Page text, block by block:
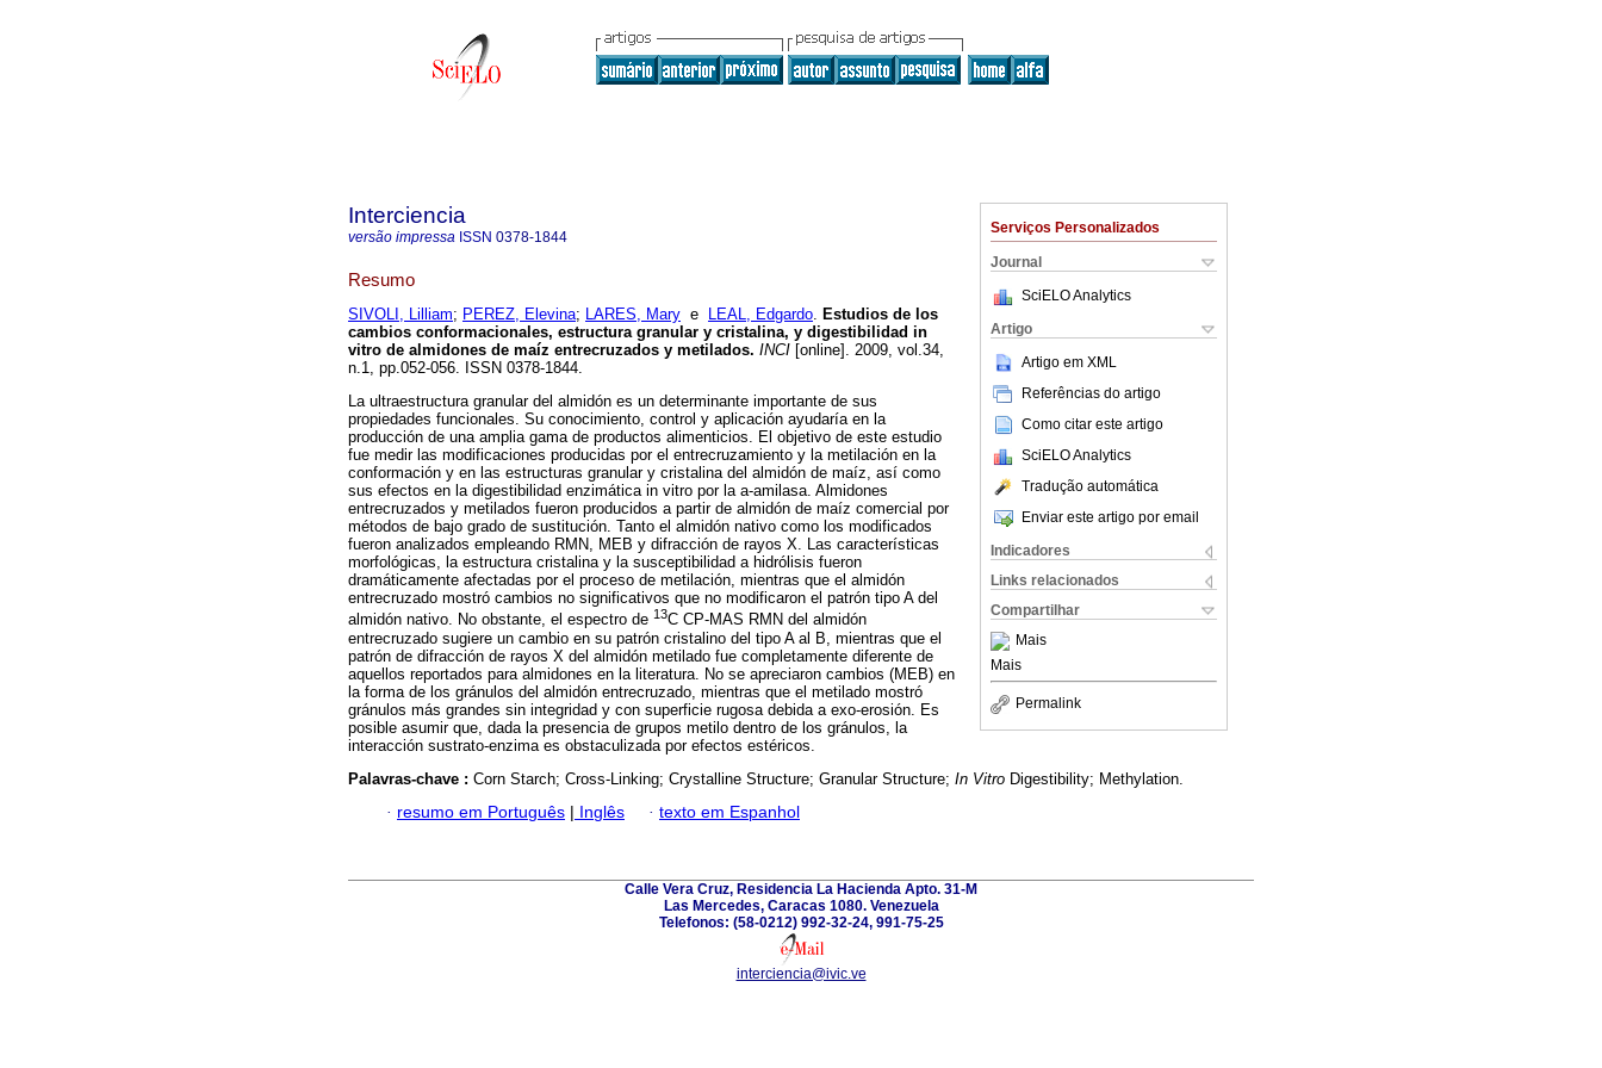
Serviços Personalizados
Journal
SciELO Analytics
Artigo
Artigo em XML
Referências do artigo
Como citar este artigo
SciELO Analytics
Tradução automática
Enviar este artigo por email
Indicadores
Links relacionados
Compartilhar
Mais
Mais
Permalink
Interciencia
versão impressa ISSN 0378-1844
Resumo
SIVOLI, Lilliam; PEREZ, Elevina; LARES, Mary e LEAL, Edgardo. Estudios de los
cambios conformacionales, estructura granular y cristalina, y digestibilidad in
vitro de almidones de maíz entrecruzados y metilados. INCI [online]. 2009, vol.34,
n.1, pp.052-056. ISSN 0378-1844.
La ultraestructura granular del almidón es un determinante importante de sus
propiedades funcionales. Su conocimiento, control y aplicación ayudaría en la
producción de una amplia gama de productos alimenticios. El objetivo de este estudio
fue medir las modificaciones producidas por el entrecruzamiento y la metilación en la
conformación y en las estructuras granular y cristalina del almidón de maíz, así como
sus efectos en la digestibilidad enzimática in vitro por la a-amilasa. Almidones
entrecruzados y metilados fueron producidos a partir de almidón de maíz comercial por
métodos de bajo grado de sustitución. Tanto el almidón nativo como los modificados
fueron analizados empleando RMN, MEB y difracción de rayos X. Las características
morfológicas, la estructura cristalina y la susceptibilidad a hidrólisis fueron
dramáticamente afectadas por el proceso de metilación, mientras que el almidón
entrecruzado mostró cambios no significativos que no modificaron el patrón tipo A del
almidón nativo. No obstante, el espectro de 13C CP-MAS RMN del almidón
entrecruzado sugiere un cambio en su patrón cristalino del tipo A al B, mientras que el
patrón de difracción de rayos X del almidón metilado fue completamente diferente de
aquellos reportados para almidones en la literatura. No se apreciaron cambios (MEB) en
la forma de los gránulos del almidón entrecruzado, mientras que el metilado mostró
gránulos más grandes sin integridad y con superficie rugosa debida a exo-erosión. Es
posible asumir que, dada la presencia de grupos metilo dentro de los gránulos, la
interacción sustrato-enzima es obstaculizada por efectos estéricos.
Palavras-chave : Corn Starch; Cross-Linking; Crystalline Structure; Granular Structure; In Vitro Digestibility; Methylation.
· resumo em Português Inglês · texto em Espanhol
Calle Vera Cruz, Residencia La Hacienda Apto. 31-M
Las Mercedes, Caracas 1080. Venezuela
Telefonos: (58-0212) 992-32-24, 991-75-25
interciencia@ivic.ve